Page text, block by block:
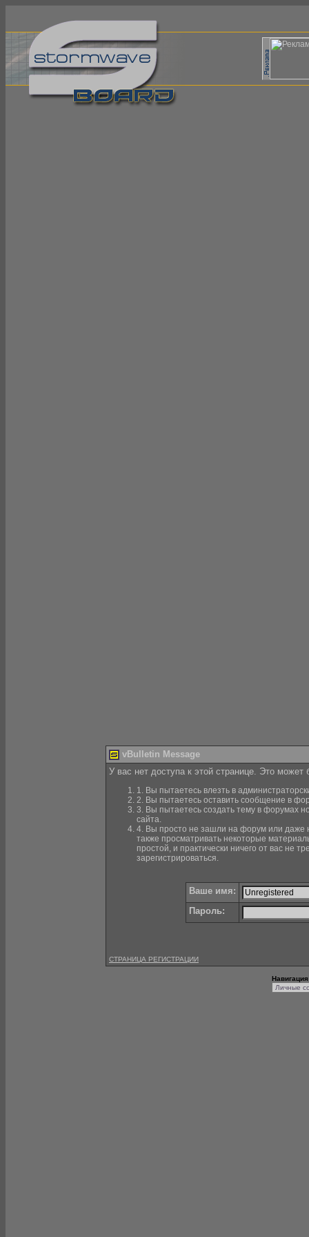
vBulletin Message
У вас нет доступа к этой странице. Это
1. Вы пытаетесь влезть в
2. Вы пытаетесь оставить сообщение в
3. Вы пытаетесь создать тему в форумах
сайта.
4. Вы просто не зашли на форум или даже
также просматривать некоторые
простой, и практически ничего от вас не
зарегистрироваться.
Ваше имя:
Пароль:
СТРАНИЦА РЕГИСТРАЦИИ